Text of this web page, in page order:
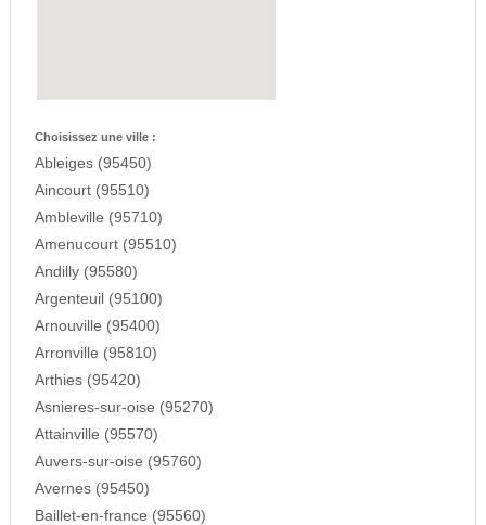
Choisissez une ville :
Ableiges (95450)
Aincourt (95510)
Ambleville (95710)
Amenucourt (95510)
Andilly (95580)
Argenteuil (95100)
Arnouville (95400)
Arronville (95810)
Arthies (95420)
Asnieres-sur-oise (95270)
Attainville (95570)
Auvers-sur-oise (95760)
Avernes (95450)
Baillet-en-france (95560)